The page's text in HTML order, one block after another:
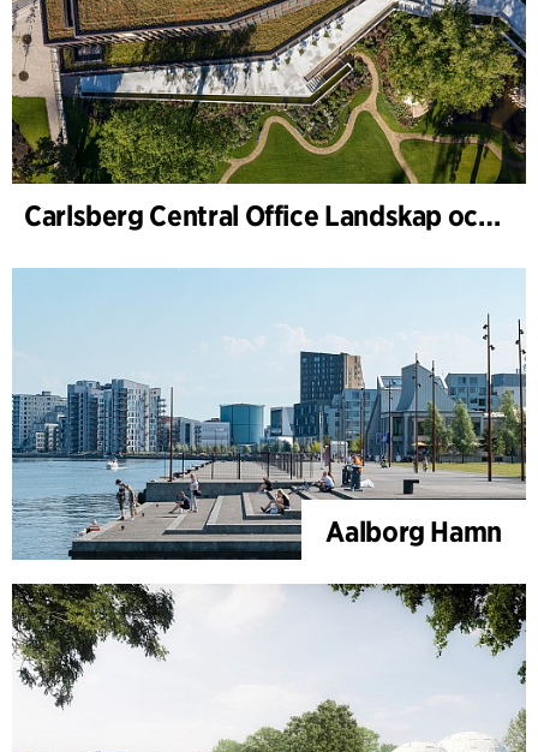
Carlsberg Central Office Landskap och renovering av Carl Jacobsens trädgård
Aalborg Hamn